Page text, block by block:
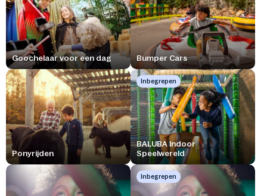
Goochelaar voor een dag Bumper Cars
Ponyrijden
Inbegrepen
BALUBA Indoor
Speelwereld
Inbegrepen